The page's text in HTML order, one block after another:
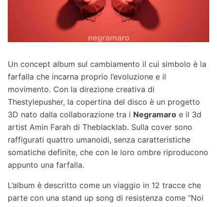
Un concept album sul cambiamento il cui simbolo è la
farfalla che incarna proprio l’evoluzione e il
movimento. Con la direzione creativa di
Thestylepusher, la copertina del disco è un progetto
3D nato dalla collaborazione tra i Negramaro e il 3d
artist Amin Farah di Theblacklab. Sulla cover sono
raffigurati quattro umanoidi, senza caratteristiche
somatiche definite, che con le loro ombre riproducono
appunto una farfalla.
L’album è descritto come un viaggio in 12 tracce che
parte con una stand up song di resistenza come “Noi